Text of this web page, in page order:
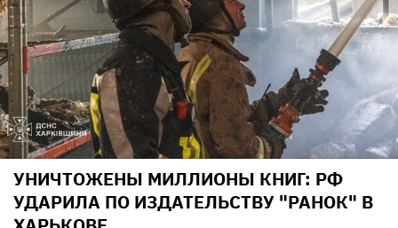
УНИЧТОЖЕНЫ МИЛЛИОНЫ КНИГ: РФ
УДАРИЛА ПО ИЗДАТЕЛЬСТВУ "РАНОК" В